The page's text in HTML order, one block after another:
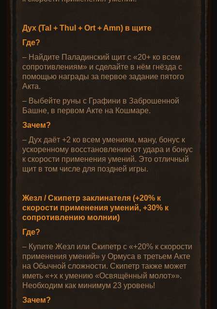
Дух (Tal + Thul + Ort + Amn) в щите
Где?
– Найдите Паладинский щит с «20+ ко всем
сопротивлениям» и сделайте в нём гнёзда с
помощью награды за первое задание пятого
Акта.
– Выбейте руны с Графини в Заброшенной
Башне, в первом Акте на Кошмаре.
Зачем?
– Дух даёт +2 ко всем умениям, ману, бонус к
ускоренному восстановлению от удара и бонус
к скорости применения умений. Это отличный
щит в том числе для поздней игры.
Жезл / Скипетр заклинателя (+20% к
скорости применения умений, +30% к
сопротивлению молнии)
Где?
– Купите Жезл или Скипетр с «+20% к скорости
применения умений» у Ормуса в третьем Акте
на Обычной сложности. Скипетр также может
иметь «+x к умению «Освящённый молот»».
Необходим как минимум 23 уровень!
Зачем?